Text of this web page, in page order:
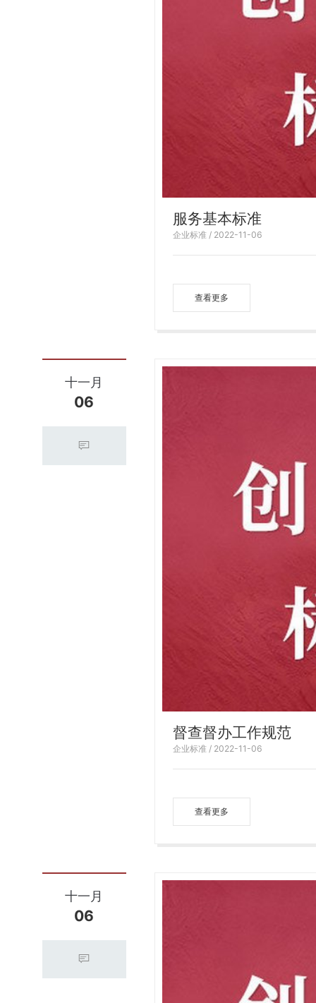
服务基本标准
企业标准 / 2022-11-06
查看更多
十一月
06
督查督办工作规范
企业标准 / 2022-11-06
查看更多
十一月
06